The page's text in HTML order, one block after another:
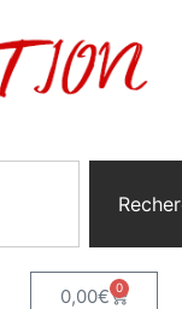
0,00€ 0